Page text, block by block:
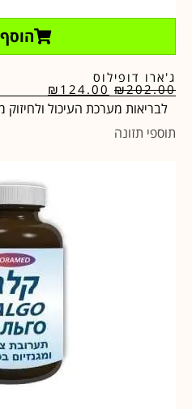
ג'ארו דופילוס
₪202.00
₪ 124.00
לבריאות מערכת העיכול ולחיזוק
תוספי תזונה